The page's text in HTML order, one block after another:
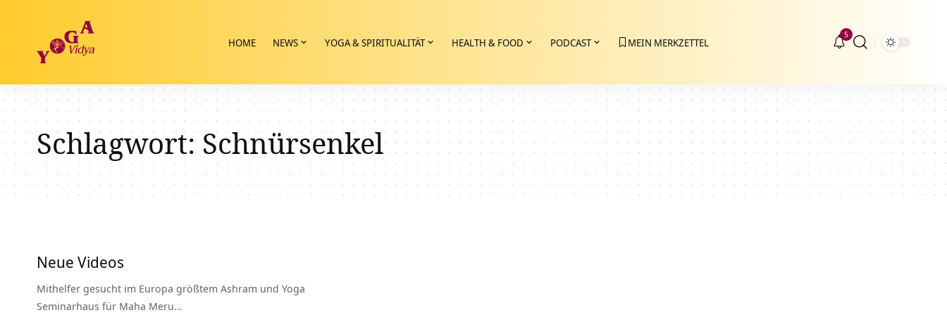
HOME NEWS YOGA & SPIRITUALITÄT HEALTH & FOOD PODCAST MEIN MERKZETTEL
5
Schlagwort: Schnürsenkel
Neue Videos
Mithelfer gesucht im Europa größtem Ashram und Yoga
Seminarhaus für Maha Meru…